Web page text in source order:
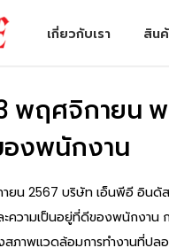
เกี่ยวกับเรา สิน
พฤศจิกายน
องพนักงาน
ยน 2567 บริษัท เอ็นพีอี อินดั
ความเป็นอยู่ที่ดีของพนักงาน
สภาพแวดล้อมการทำงานที่ปล